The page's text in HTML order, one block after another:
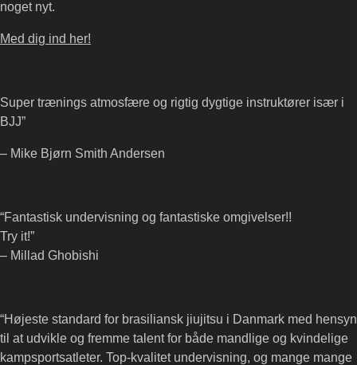
noget nyt.
Med dig ind her!
Super trænings atmosfære og rigtig dygtige instruktører især i
BJJ”
– Mike Bjørn Smith Andersen
“Fantastisk undervisning og fantastiske omgivelser!!
Try it!”
– Millad Ghobishi
“Højeste standard for brasiliansk jiujitsu i Danmark med hensyn
til at udvikle og fremme talent for både mandlige og kvindelige
kampsportsatleter. Top-kvalitet undervisning, og mange mange